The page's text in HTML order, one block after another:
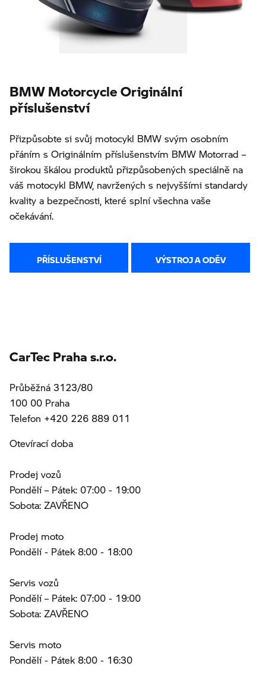
BMW Motorcycle Originální
příslušenství
Přizpůsobte si svůj motocykl BMW svým osobním
přáním s Originálním příslušenstvím BMW Motorrad –
širokou škálou produktů přizpůsobených speciálně na
váš motocykl BMW, navržených s nejvyššími standardy
kvality a bezpečnosti, které splní všechna vaše
očekávání.
PŘÍSLUŠENSTVÍ VÝSTROJ A ODĚV
CarTec Praha s.r.o.
Průběžná 3123/80
100 00 Praha
Telefon +420 226 889 011
Otevírací doba
Prodej vozů
Pondělí – Pátek: 07:00 - 19:00
Sobota: ZAVŘENO
Prodej moto
Pondělí - Pátek 8:00 - 18:00
Servis vozů
Pondělí – Pátek: 07:00 - 19:00
Sobota: ZAVŘENO
Servis moto
Pondělí - Pátek 8:00 - 16:30